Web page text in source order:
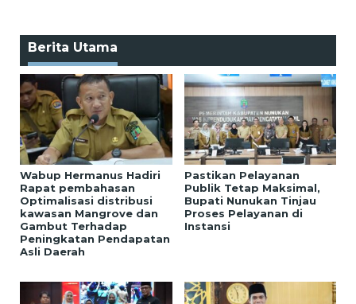
Berita Utama
Wabup Hermanus Hadiri
Rapat pembahasan
Optimalisasi distribusi
kawasan Mangrove dan
Gambut Terhadap
Peningkatan Pendapatan
Asli Daerah
Pastikan Pelayanan
Publik Tetap Maksimal,
Bupati Nunukan Tinjau
Proses Pelayanan di
Instansi